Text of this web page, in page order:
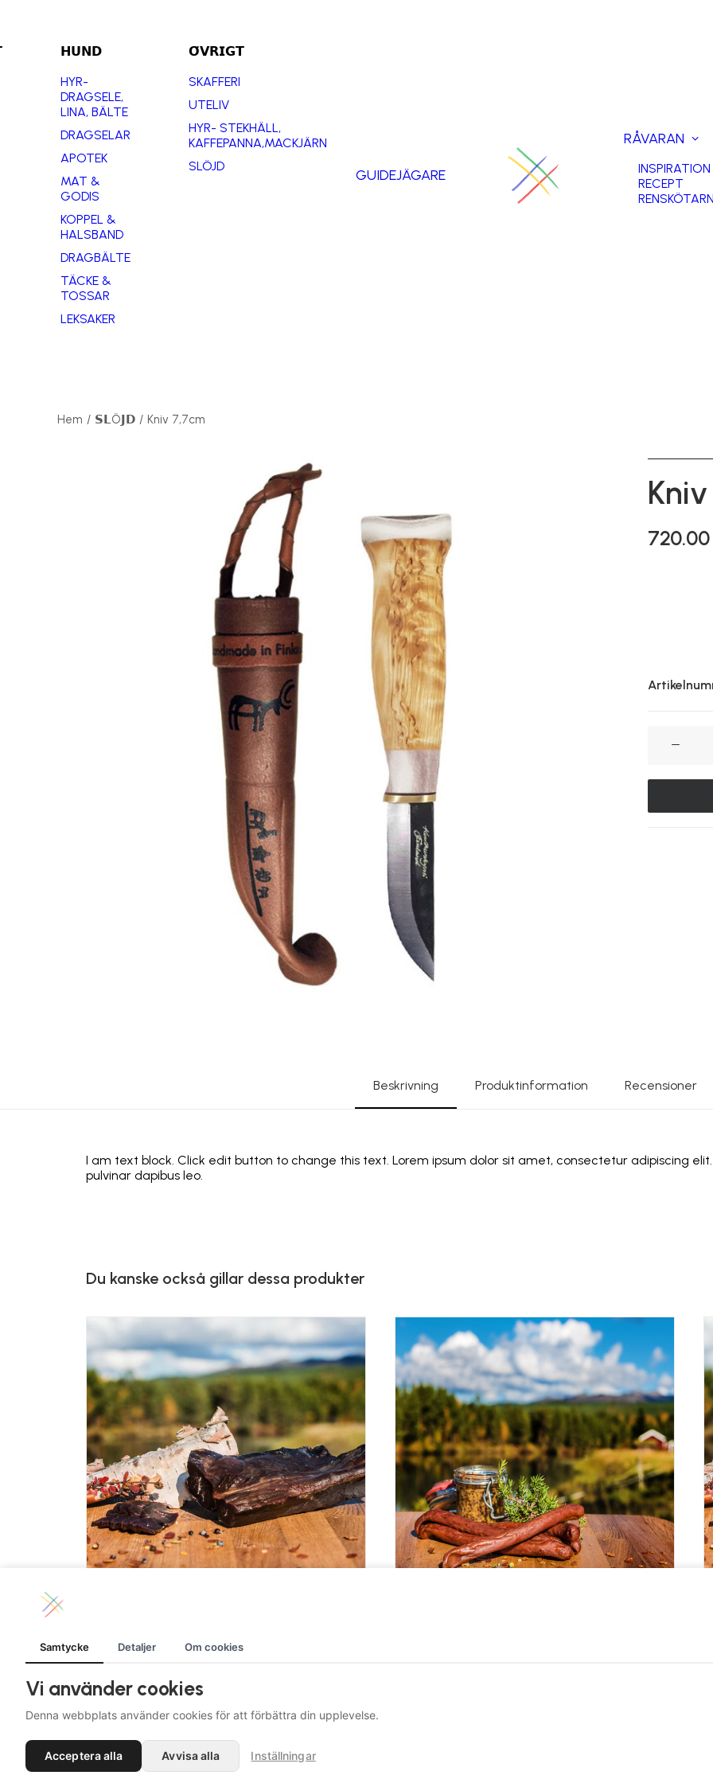
Samtycke Detaljer Om cookies
Vi använder cookies
Denna webbplats använder cookies för att förbättra din upplevelse.
Acceptera alla Avvisa alla Inställningar
𝗛𝗨𝗡𝗗
HYR-
DRAGSELE,
LINA, BÄLTE
DRAGSELAR
APOTEK
MAT &
GODIS
KOPPEL &
HALSBAND
DRAGBÄLTE
TÄCKE &
TOSSAR
LEKSAKER
𝗢̈𝗩𝗥𝗜𝗚𝗧
SKAFFERI
UTELIV
HYR- STEKHÄLL,
KAFFEPANNA,MACKJÄRN
SLÖJD
GUIDEJÄGARE
RÅVARAN
RECEPT
Hem 𝗦𝗟Ö𝗝𝗗 Kniv 7,7cm
720.00
mängd
Beskrivning Produktinformation Recensioner
I am text block. Click edit button to change this text. Lorem ipsum dolor sit amet, consectetur adipiscing
pulvinar dapibus leo.
Du kanske också gillar dessa produkter
265.00kr
LÄS MER
© 2026 Jillie. All rights reserved